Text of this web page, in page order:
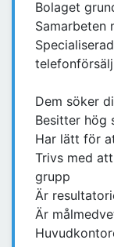
Bolaget
Samarbeten
Dem söker
Besitter hög
Har lätt för
Trivs med
grupp
Är
Är